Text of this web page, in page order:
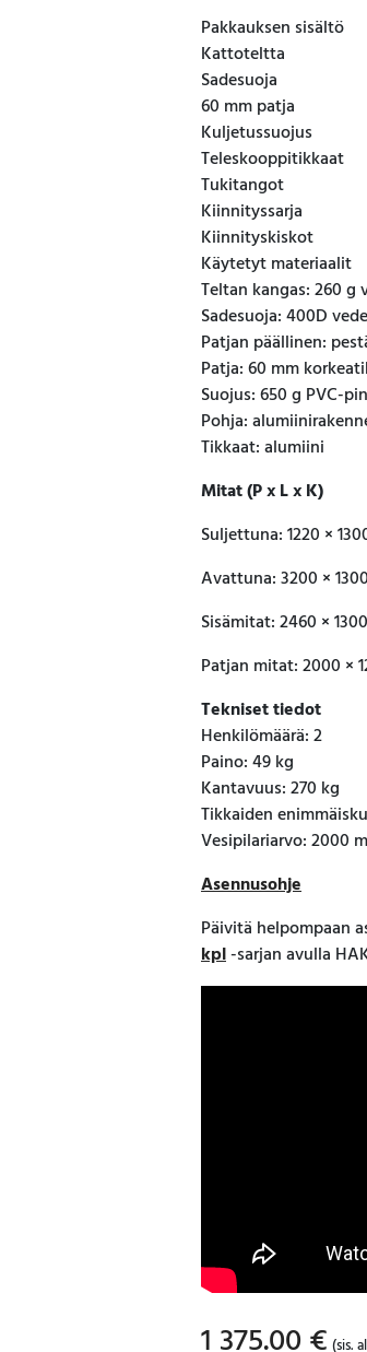
Pakkauksen sisältö
Kattoteltta
Sadesuoja
60 mm patja
Kuljetussuojus
Teleskooppitikkaat
Tukitangot
Kiinnityssarja
Kiinnityskiskot
Käytetyt materiaalit
Teltan kangas: 260
Sadesuoja: 400D
Patjan päällinen:
Patja: 60 mm
Suojus: 650 g PVC-
Pohja:
Tikkaat: alumiini
Mitat (P x L x K)
Suljettuna: 1220 ×
Avattuna: 3200 ×
Sisämitat: 2460 ×
Patjan mitat: 2000 ×
Tekniset tiedot
Henkilömäärä: 2
Paino: 49 kg
Kantavuus: 270 kg
Tikkaiden
Vesipilariarvo: 2000
Asennusohje
Päivitä helpompaan
kpl-sarjan avulla
1 375.00 € (sis.